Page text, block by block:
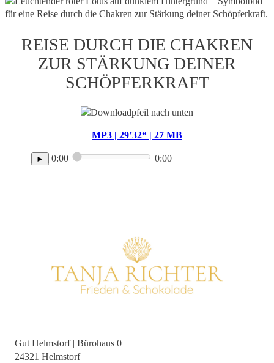
REISE DURCH DIE CHAKREN
ZUR STÄRKUNG DEINER
SCHÖPFERKRAFT
MP3 | 29’32“ | 27 MB
► 0:00 0:00
Gut Helmstorf | Bürohaus 0
24321 Helmstorf